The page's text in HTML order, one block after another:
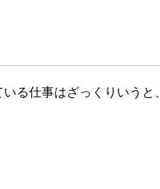
る仕事はざっくりいうと、